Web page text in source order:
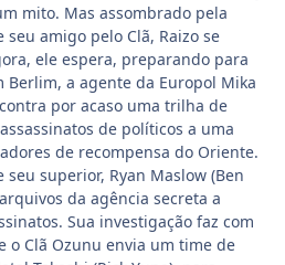
mito. Mas assombrado pela
amigo pelo Clã, Raizo se
ele espera, preparando para
Berlim, a agente da Europol Mika
por acaso uma trilha de
de políticos a uma
de recompensa do Oriente.
superior, Ryan Maslow (Ben
da agência secreta a
Sua investigação faz com
o Clã Ozunu envia um time de